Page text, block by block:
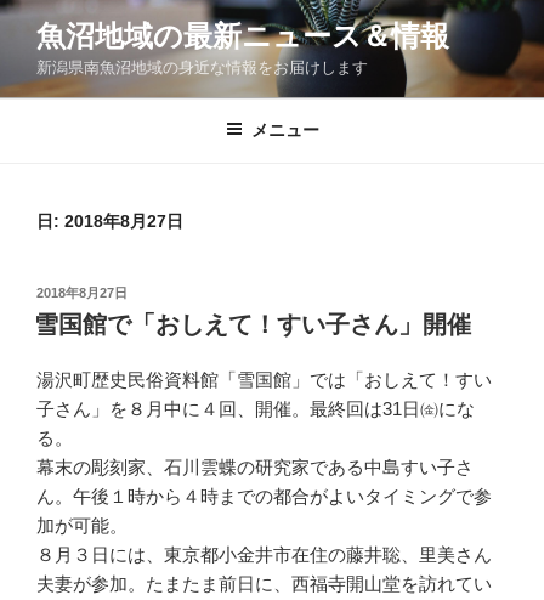
コ
ン
魚沼地域の最新ニュース＆情報
新潟県南魚沼地域の身近な情報をお届けします
メニュー
日: 2018年8月27日
投
稿
日:
2018年8月27日
雪国館で「おしえて！すい子さん」開催
湯沢町歴史民俗資料館「雪国館」では「おしえて！すい
子さん」を８月中に４回、開催。最終回は31日㈮にな
る。
幕末の彫刻家、石川雲蝶の研究家である中島すい子さ
ん。午後１時から４時までの都合がよいタイミングで参
加が可能。
８月３日には、東京都小金井市在住の藤井聡、里美さん
夫妻が参加。たまたま前日に、西福寺開山堂を訪れてい